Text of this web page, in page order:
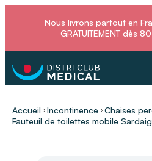
Nous livrons partout en
GRATUITEMENT dès
Accueil Incontinence
Chaises
Fauteuil de toilettes mobile